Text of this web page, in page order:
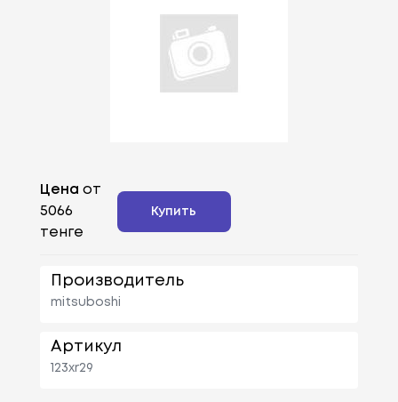
Цена от
5066
тенге
Купить
Производитель
mitsuboshi
Артикул
123xr29